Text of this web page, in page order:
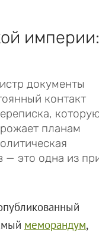
империи:
документы
контакт
планам
— это одна из
меморандум,